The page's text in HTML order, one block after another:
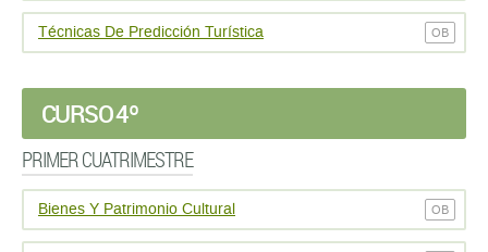
Técnicas De Predicción Turística OB
CURSO 4º
PRIMER CUATRIMESTRE
Bienes Y Patrimonio Cultural OB